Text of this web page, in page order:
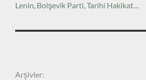
Lenin, Bolşevik Parti, Tarihi Hakikat…
Arşivler: